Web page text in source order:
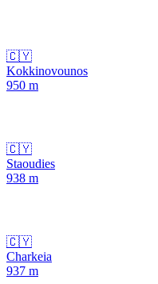
🇨🇾
Kokkinovounos
950 m
🇨🇾
Staoudies
938 m
🇨🇾
Charkeia
937 m